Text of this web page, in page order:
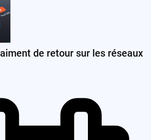
de retour sur les réseaux